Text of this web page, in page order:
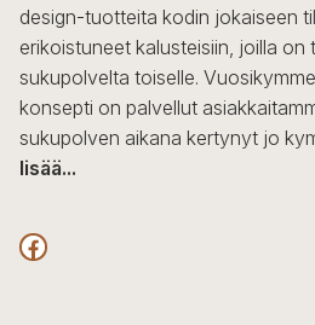
design-tuotteita kodin jokaiseen
erikoistuneet kalusteisiin, joilla
sukupolvelta toiselle.
konsepti on palvellut
sukupolven aikana kertynyt jo
lisää...
F